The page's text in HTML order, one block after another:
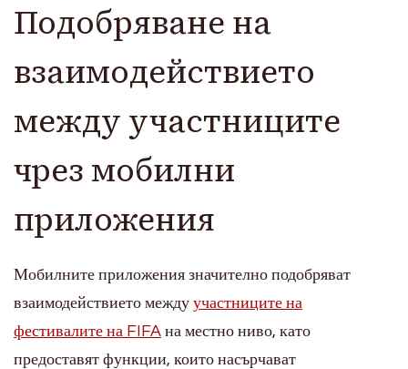
Подобряване на
взаимодействието
между участниците
чрез мобилни
приложения
Мобилните приложения значително подобряват
взаимодействието между участниците на
фестивалите на FIFA на местно ниво, като
предоставят функции, които насърчават